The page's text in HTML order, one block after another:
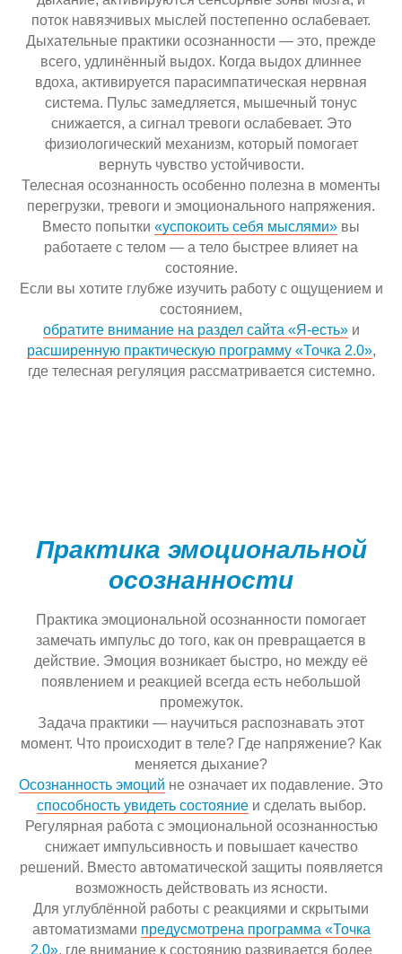
поток навязчивых мыслей постепенно ослабевает.
Дыхательные практики осознанности — это, прежде
всего, удлинённый выдох. Когда выдох длиннее
вдоха, активируется парасимпатическая нервная
система. Пульс замедляется, мышечный тонус
снижается, а сигнал тревоги ослабевает. Это
физиологический механизм, который помогает
вернуть чувство устойчивости.
Телесная осознанность особенно полезна в моменты
перегрузки, тревоги и эмоционального напряжения.
Вместо попытки «успокоить себя мыслями» вы
работаете с телом — а тело быстрее влияет на
состояние.
Если вы хотите глубже изучить работу с ощущением и
состоянием,
обратите внимание на раздел сайта «Я-есть»и
расширенную практическую программу «Точка 2.0»,
где телесная регуляция рассматривается системно.
Практика эмоциональной
осознанности
Практика эмоциональной осознанности помогает
замечать импульс до того, как он превращается в
действие. Эмоция возникает быстро, но между её
появлением и реакцией всегда есть небольшой
промежуток.
Задача практики — научиться распознавать этот
момент. Что происходит в теле? Где напряжение? Как
меняется дыхание?
Осознанность эмоций не означает их подавление. Это
способность увидеть состояниеи сделать выбор.
Регулярная работа с эмоциональной осознанностью
снижает импульсивность и повышает качество
решений. Вместо автоматической защиты появляется
возможность действовать из ясности.
Для углублённой работы с реакциями и скрытыми
автоматизмами предусмотрена программа «Точка
2.0», где внимание к состоянию развивается более